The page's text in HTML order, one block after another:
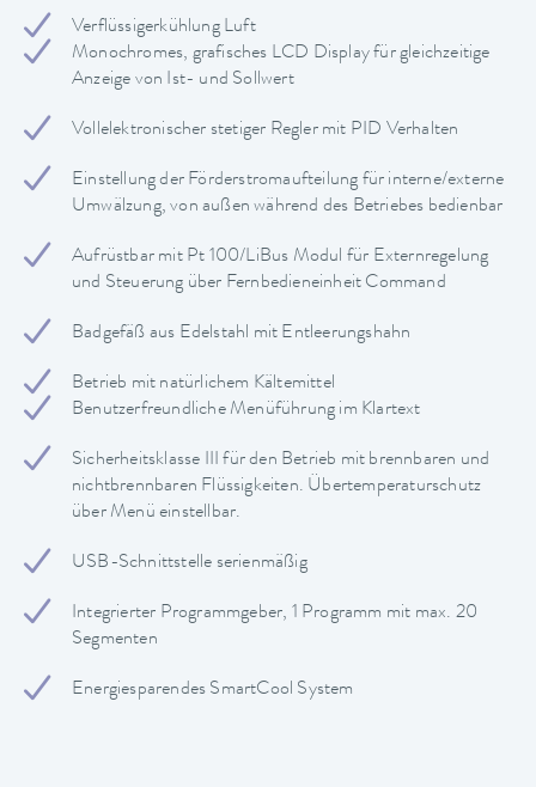
Verflüssigerkühlung Luft
Monochromes, grafisches LCD Display für gleichzeitige
Anzeige von Ist- und Sollwert
Vollelektronischer stetiger Regler mit PID Verhalten
Einstellung der Förderstromaufteilung für interne/externe
Umwälzung, von außen während des Betriebes bedienbar
Aufrüstbar mit Pt 100/LiBus Modul für Externregelung
und Steuerung über Fernbedieneinheit Command
Badgefäß aus Edelstahl mit Entleerungshahn
Betrieb mit natürlichem Kältemittel
Benutzerfreundliche Menüführung im Klartext
Sicherheitsklasse III für den Betrieb mit brennbaren und
nichtbrennbaren Flüssigkeiten. Übertemperaturschutz
über Menü einstellbar.
USB-Schnittstelle serienmäßig
Integrierter Programmgeber, 1 Programm mit max. 20
Segmenten
Energiesparendes SmartCool System